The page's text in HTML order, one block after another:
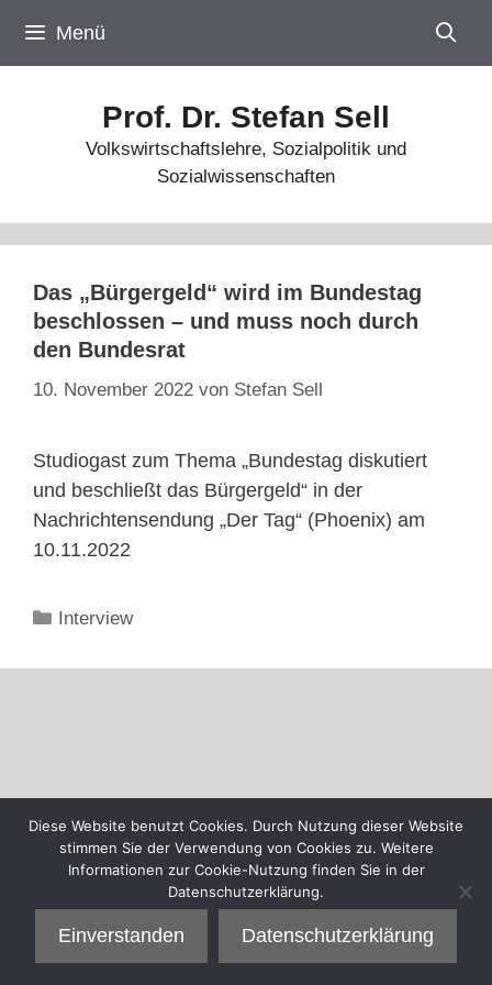
Inhalt
springen
Menü
Prof. Dr. Stefan Sell
Volkswirtschaftslehre, Sozialpolitik und
Sozialwissenschaften
Das „Bürgergeld“ wird im Bundestag
beschlossen – und muss noch durch
den Bundesrat
10. November 2022 von Stefan Sell
Studiogast zum Thema „Bundestag diskutiert
und beschließt das Bürgergeld“ in der
Nachrichtensendung „Der Tag“ (Phoenix) am
10.11.2022
Kategorien
Interview
Diese Website benutzt Cookies. Durch Nutzung dieser Website
stimmen Sie der Verwendung von Cookies zu. Weitere
Informationen zur Cookie-Nutzung finden Sie in der
Datenschutzerklärung.
Einverstanden Datenschutzerklärung